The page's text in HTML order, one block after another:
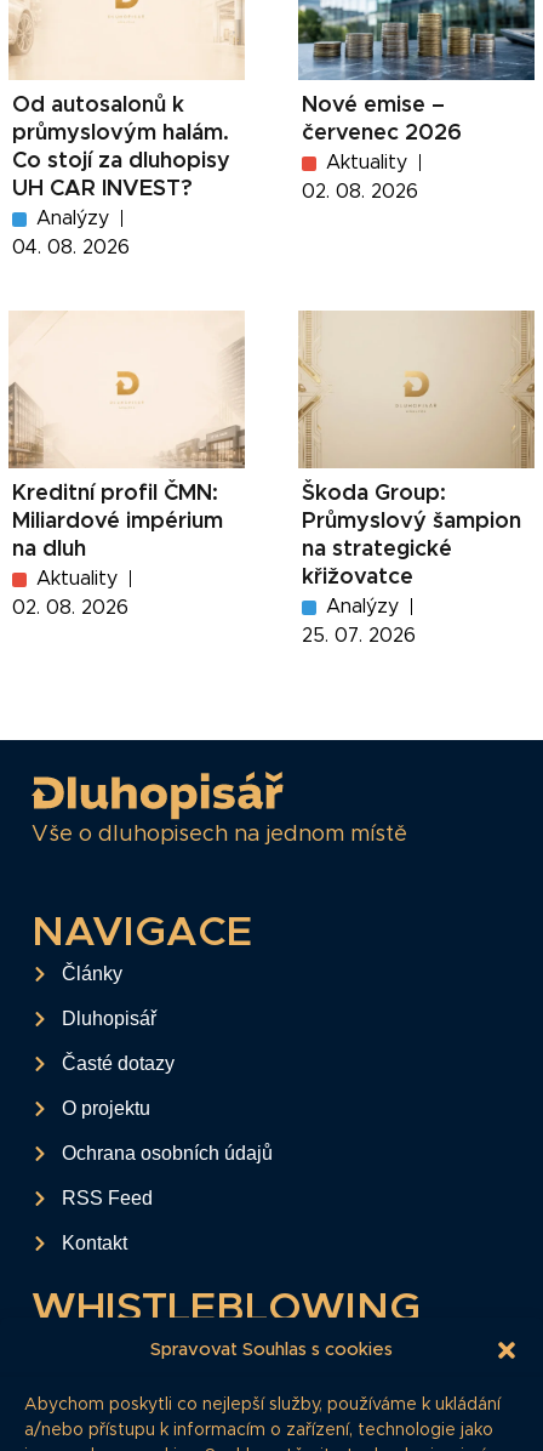
Spravovat Souhlas s cookies
Abychom poskytli co nejlepší služby, používáme k ukládání
a/nebo přístupu k informacím o zařízení, technologie jako
Od autosalonů k
průmyslovým halám.
Co stojí za dluhopisy
UH CAR INVEST?
Analýzy
04. 08. 2026
Nové emise –
červenec 2026
Aktuality
02. 08. 2026
Kreditní profil ČMN:
Miliardové impérium
na dluh
Aktuality
02. 08. 2026
Škoda Group:
Průmyslový šampion
na strategické
křižovatce
Analýzy
25. 07. 2026
Vše o dluhopisech na jednom místě
NAVIGACE
Články
Dluhopisář
Časté dotazy
O projektu
Ochrana osobních údajů
RSS Feed
Kontakt
WHISTLEBLOWING
Tento formulář slouží k anonymnímu zaslání
dluhopisům.